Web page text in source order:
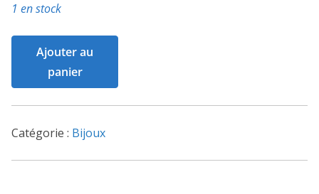
1 en stock
quantité
Poudlard
argenté
Charm
Lumos
Ajouter au
panier
Catégorie : Bijoux